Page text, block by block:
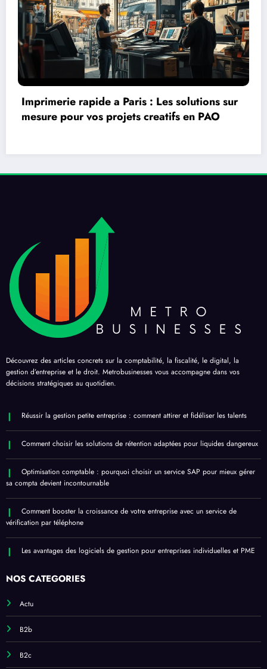
Les fondamentaux de la comptabilite
analytique : focus sur la methode ABC
Découvrez des articles concrets sur la comptabilité, la fiscalité, le digital, la
gestion d’entreprise et le droit. Metrobusinesses vous accompagne dans vos
décisions stratégiques au quotidien.
Réussir la gestion petite entreprise : comment attirer et fidéliser les talents
Comment choisir les solutions de rétention adaptées pour liquides dangereux
Optimisation comptable : pourquoi choisir un service SAP pour mieux gérer
sa compta devient incontournable
Comment booster la croissance de votre entreprise avec un service de
vérification par téléphone
Les avantages des logiciels de gestion pour entreprises individuelles et PME
NOS CATÉGORIES
Actu
B2b
B2c